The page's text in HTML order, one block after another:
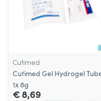
Cutimed
Cutimed Gel Hydrogel
1x 8g
€ 8,69